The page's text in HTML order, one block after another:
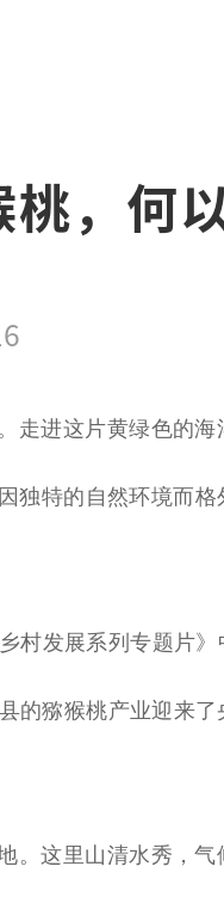
，何
走进这片黄绿色的海
独特的自然环境而格
村发展系列专题片》
的猕猴桃产业迎来了
。这里山清水秀，